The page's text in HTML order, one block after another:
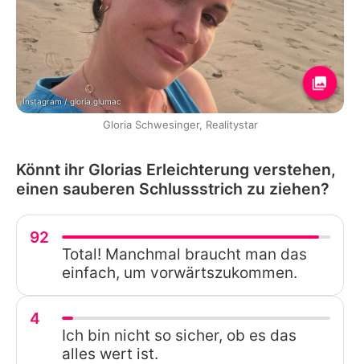
Instagram / gloria.glumac
Gloria Schwesinger, Realitystar
Könnt ihr Glorias Erleichterung verstehen,
einen sauberen Schlussstrich zu ziehen?
92
Total! Manchmal braucht man das
einfach, um vorwärtszukommen.
4
Ich bin nicht so sicher, ob es das
alles wert ist.